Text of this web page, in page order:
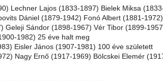
Lechner Lajos (1833-1897) Bielek Miksa
Dániel (1879-1942) Fonó Albert (1881-
Geleji Sándor (1898-1967) Vér Tibor (1899-
1982) 25 éve halt meg
Eisler János (1907-1981) 100 éve született
Nagy Ernő (1917-1969) Bölcskei Elemér